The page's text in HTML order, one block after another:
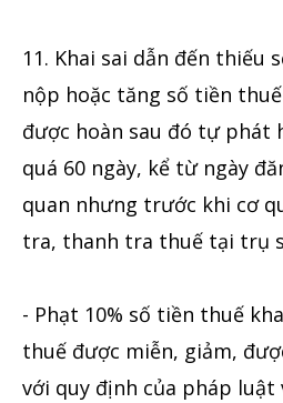
11. Khai sai dẫn đến thiếu
nộp hoặc tăng số tiền
được hoàn sau đó tự phát
quá 60 ngày, kể từ ngày
quan nhưng trước khi cơ
tra, thanh tra thuế tại trụ
- Phạt 10% số tiền thuế
thuế được miễn, giảm,
với quy định của pháp luật